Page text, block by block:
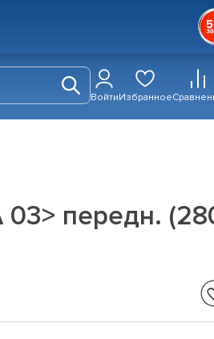
ВойтиИзбранное
03> передн.